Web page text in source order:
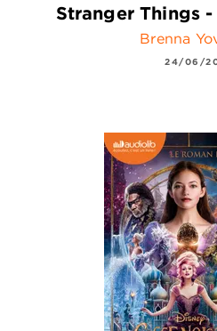
Stranger Things
Brenna
24/06/